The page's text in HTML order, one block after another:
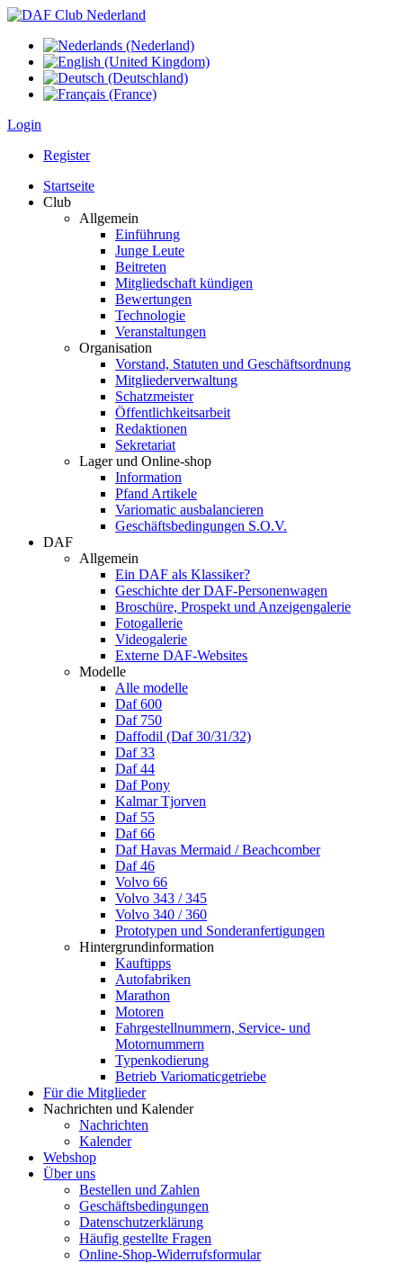
Login
Register
Startseite
Club
Allgemein
Einführung
Junge Leute
Beitreten
Mitgliedschaft kündigen
Bewertungen
Technologie
Veranstaltungen
Organisation
Vorstand, Statuten und Geschäftsordnung
Mitgliederverwaltung
Schatzmeister
Öffentlichkeitsarbeit
Redaktionen
Sekretariat
Lager und Online-shop
Information
Pfand Artikele
Variomatic ausbalancieren
Geschäftsbedingungen S.O.V.
DAF
Allgemein
Ein DAF als Klassiker?
Geschichte der DAF-Personenwagen
Broschüre, Prospekt und Anzeigengalerie
Fotogallerie
Videogalerie
Externe DAF-Websites
Modelle
Alle modelle
Daf 600
Daf 750
Daffodil (Daf 30/31/32)
Daf 33
Daf 44
Daf Pony
Kalmar Tjorven
Daf 55
Daf 66
Daf Havas Mermaid / Beachcomber
Daf 46
Volvo 66
Volvo 343 / 345
Volvo 340 / 360
Prototypen und Sonderanfertigungen
Hintergrundinformation
Kauftipps
Autofabriken
Marathon
Motoren
Fahrgestellnummern, Service- und
Motornummern
Typenkodierung
Betrieb Variomaticgetriebe
Für die Mitglieder
Nachrichten und Kalender
Nachrichten
Kalender
Webshop
Über uns
Bestellen und Zahlen
Geschäftsbedingungen
Datenschutzerklärung
Häufig gestellte Fragen
Online-Shop-Widerrufsformular